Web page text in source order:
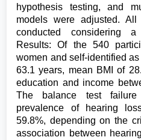
hypothesis testing, and
models were adjusted.
conducted considering
Results: Of the 540
women and self-identified
63.1 years, mean BMI of
education and income
The balance test
prevalence of hearing
59.8%, depending on the
association between